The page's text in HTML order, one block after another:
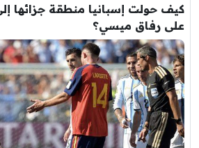
كيف حولت إسبانيا منطقة جزائها
على رفاق ميسي؟